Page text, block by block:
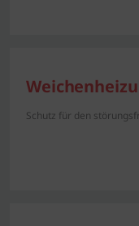
Schutz für den